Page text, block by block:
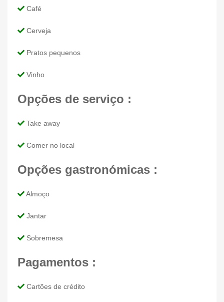
Café
Cerveja
Pratos pequenos
Vinho
Opções de serviço :
Take away
Comer no local
Opções gastronómicas :
Almoço
Jantar
Sobremesa
Pagamentos :
Cartões de crédito